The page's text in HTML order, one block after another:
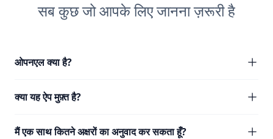
सब कुछ जो आपके लिए जानना ज़रूरी है
ओपनएल क्या है?
क्या यह ऐप मुफ़्त है?
मैं एक साथ कितने अक्षरों का अनुवाद कर सकता हूँ?